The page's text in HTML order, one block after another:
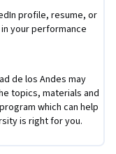
descriptivos y
y de
diferentes
de la analítica
que el
el entendimiento y
de
profile, resume, or
in your performance
de los Andes may
topics, materials and
which can help
is right for you.